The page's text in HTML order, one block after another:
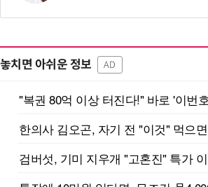
놓치면 아쉬운 정보 AD